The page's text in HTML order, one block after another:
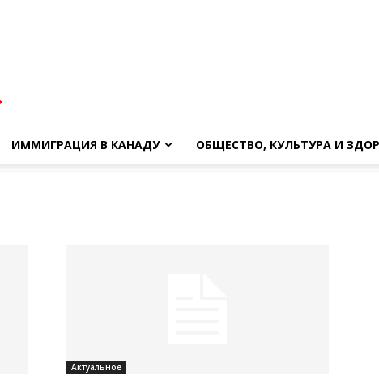
ИММИГРАЦИЯ В КАНАДУ ОБЩЕСТВО, КУЛЬТУРА И
Актуальное